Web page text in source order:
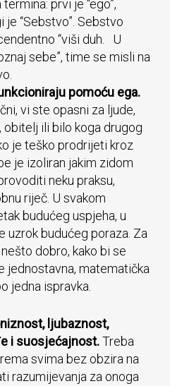
prvi je “ego”,
je “Sebstvo”. Sebstvo
“viši duh. U
sebe”, time se misli na
pomoću ega.
vi ste opasni za ljude,
ili bilo koga drugog
je teško prodrijeti kroz
je izoliran jakim zidom
neku praksu,
riječ. U svakom
budućeg uspjeha, u
uzrok budućeg poraza. Za
dobro, kako bi se
jednostavna, matematička
jedna ispravka.
ljubaznost,
i suosjećajnost.Treba
svima bez obzira na
razumijevanja za onoga